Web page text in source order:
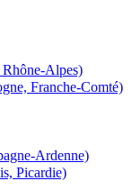
Alpes)
Franche-Comté)
Ardenne)
Picardie)